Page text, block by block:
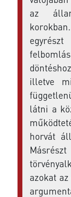
az
illetve
látni a
horvát
azokat